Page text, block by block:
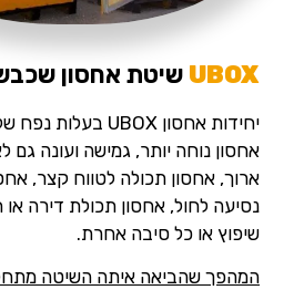
UBOX שיטת אחסון
אחסון נוחה יותר, גמישה ועונה גם
ארוך, אחסון תכולה לטווח קצר,
נסיעה לחול, אחסון תכולת דירה
שיפוץ או כל סיבה אחרת.